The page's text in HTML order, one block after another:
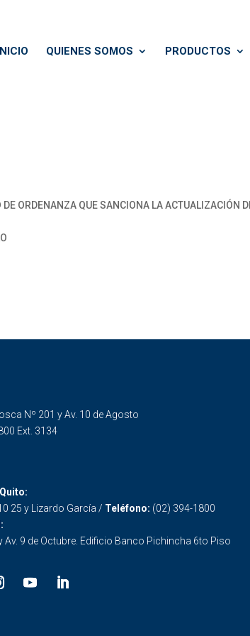
QUIENES SOMOS PRODUCTOS
ORDENANZA QUE SANCIONA LA ACTUALIZACIÓN
Nº 201 y Av. 10 de Agosto
Ext. 3134
25 y Lizardo García / Teléfono: (02) 394-1800
Av. 9 de Octubre. Edificio Banco Pichincha 6to Piso